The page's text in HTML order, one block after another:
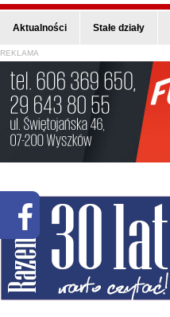
Aktualności Stałe działy
REKLAMA